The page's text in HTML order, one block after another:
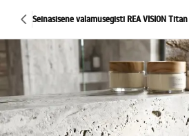
Seinasisene valamusegisti REA VISION Titan